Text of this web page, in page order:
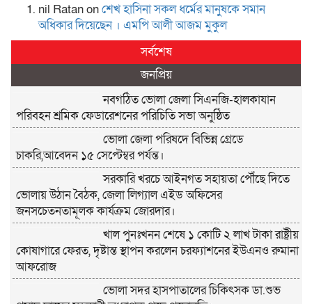
nil Ratanonশেখ হা‌সিনা সকল ধ‌র্মের মানু‌ষকে সমান
অ‌ধিকার দি‌য়ে‌ছেন । এম‌পি আলী আজম মুকুল
সর্বশেষ
জনপ্রিয়
নবগঠিত ভোলা জেলা সিএনজি-হালকাযান
পরিবহন শ্রমিক ফেডারেশনের পরিচিতি সভা অনুষ্ঠিত
ভোলা জেলা পরিষদে বিভিন্ন গ্রেডে
চাকরি,আবেদন ১৫ সেপ্টেম্বর পর্যন্ত।
সরকারি খরচে আইনগত সহায়তা পৌঁছে দিতে
ভোলায় উঠান বৈঠক, জেলা লিগ্যাল এইড অফিসের
জনসচেতনতামূলক কার্যক্রম জোরদার।
খাল পুনঃখনন শেষে ১ কোটি ২ লাখ টাকা রাষ্ট্রীয়
কোষাগারে ফেরত, দৃষ্টান্ত স্থাপন করলেন চরফ্যাশনের ইউএনও রুমানা
আফরোজ
ভোলা সদর হাসপাতালের চিকিৎসক ডা.শুভ